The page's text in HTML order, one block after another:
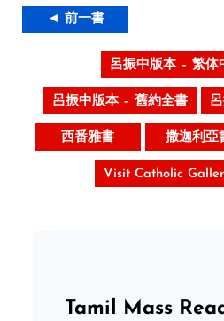
◄ 前一書
呂振中版本 – 繁体
呂振中版本 – 舊約全書
西番雅書 撒迦利亞
Visit Catholic
Tamil Mass